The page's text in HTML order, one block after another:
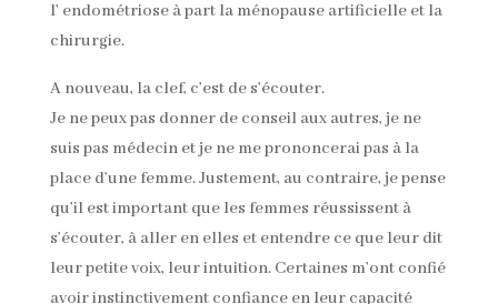
l’ endométriose à part la ménopause artificielle et la
chirurgie.
A nouveau, la clef, c’est de s’écouter.
Je ne peux pas donner de conseil aux autres, je ne
suis pas médecin et je ne me prononcerai pas à la
place d’une femme. Justement, au contraire, je pense
qu’il est important que les femmes réussissent à
s’écouter, à aller en elles et entendre ce que leur dit
leur petite voix, leur intuition. Certaines m’ont confié
avoir instinctivement confiance en leur capacité